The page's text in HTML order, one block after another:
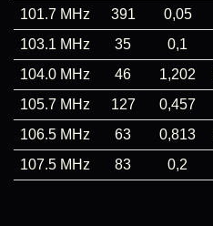
101.7 MHz
391 0,05
103.1 MHz
35 0,1
104.0 MHz
46 1,202
105.7 MHz
127 0,457
106.5 MHz
63 0,813
107.5 MHz
83 0,2